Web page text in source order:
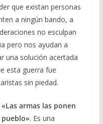
que existan personas
a ningún bando, a
no esculpan
pero nos ayudan a
una solución acertada
esta guerra fue
sin piedad.
«Las armas las ponen
. Es una